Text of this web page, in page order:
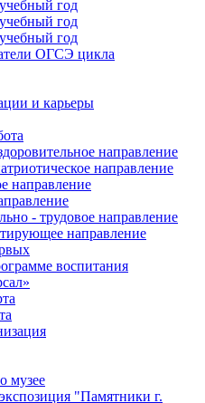
год
год
год
ОГСЭ цикла
и карьеры
направление
направление
направление
- трудовое направление
направление
воспитания
музее
"Памятники г.